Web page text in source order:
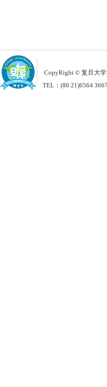
CopyRight © 复旦大
TEL：(86 21)6564